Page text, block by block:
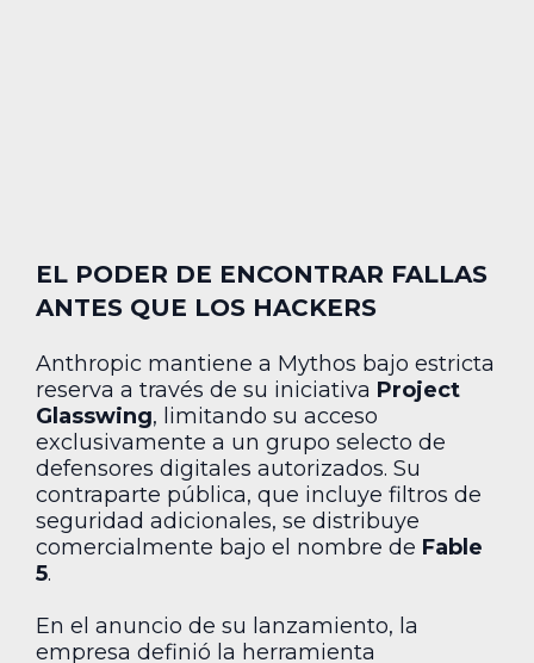
EL PODER DE ENCONTRAR FALLAS
ANTES QUE LOS HACKERS
Anthropic mantiene a Mythos bajo estricta
reserva a través de su iniciativa Project
Glasswing, limitando su acceso
exclusivamente a un grupo selecto de
defensores digitales autorizados. Su
contraparte pública, que incluye filtros de
seguridad adicionales, se distribuye
comercialmente bajo el nombre de Fable
5.
En el anuncio de su lanzamiento, la
empresa definió la herramienta